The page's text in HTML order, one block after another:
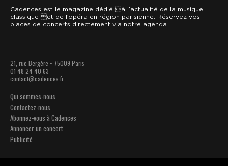
Cadences est le magazine dédié à l’actualité de la musique
classique et de l’opéra en région parisienne. Réservez vos
places de concerts directement via notre agenda.
21, rue Bergère • 75009 Paris
01 48 24 40 63
contact@cadences.fr
Qui sommes-nous
Contactez-nous
Abonnez-vous à Cadences
Annoncer un concert
Publicité